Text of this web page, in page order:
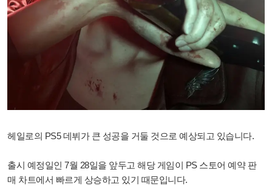
헤일로의 PS5 데뷔가 큰 성공을 거둘 것으로 예상되고 있습니다.
출시 예정일인 7월 28일을 앞두고 해당 게임이 PS 스토어 예약 판
매 차트에서 빠르게 상승하고 있기 때문입니다.